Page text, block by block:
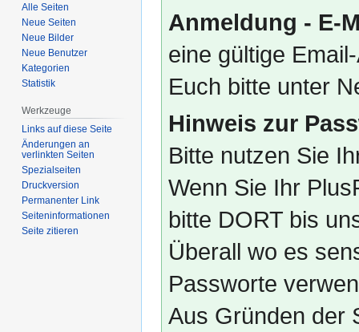
Anmeldung - E-
eine gültige
Euch bitte unter
Hinweis zur
Bitte nutzen Sie
Wenn Sie Ihr
bitte DORT bis
Überall wo es
Passworte
Aus Gründen der
Alle Seiten
Neue Seiten
Neue Bilder
Neue Benutzer
Kategorien
Statistik
Werkzeuge
Links auf diese Seite
Änderungen an
verlinkten Seiten
Spezialseiten
Druckversion
Permanenter Link
Seiten­­informationen
Seite zitieren